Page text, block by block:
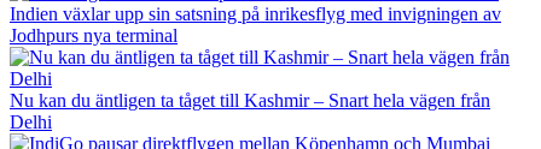
Indien växlar upp sin satsning på inrikesflyg med invigningen av
Jodhpurs nya terminal
Nu kan du äntligen ta tåget till Kashmir – Snart hela vägen från
Delhi